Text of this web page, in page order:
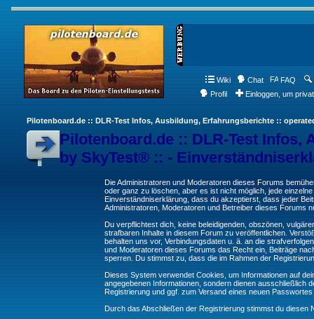
Wiki Chat FAQ
Profil
Einloggen, um
Pilotenboard.de :: DLR-Test Infos, Ausbildung, Erfahrungsberichte ::
Pilotenboard.de :: DLR-Test
by SkyTest® :: -
Die Administratoren und Moderatoren dieses Forums
oder ganz zu löschen, aber es ist nicht möglich, jede
Einverständniserklärung, dass du akzeptierst, dass jeder
Administratoren, Moderatoren und Betreiber dieses Forums
Du verpflichtest dich, keine beleidigenden, obszönen,
strafbaren Inhalte in diesem Forum zu veröffentlichen.
behalten uns vor, Verbindungsdaten u. ä. an die
und Moderatoren dieses Forums das Recht ein, Beiträge
sperren. Du stimmst zu, dass die im Rahmen der
Dieses System verwendet Cookies, um Informationen auf
angegebenen Informationen, sondern dienen ausschließlich
Registrierung und ggf. zum Versand eines neuen
Durch das Abschließen der Registrierung stimmst du diesen